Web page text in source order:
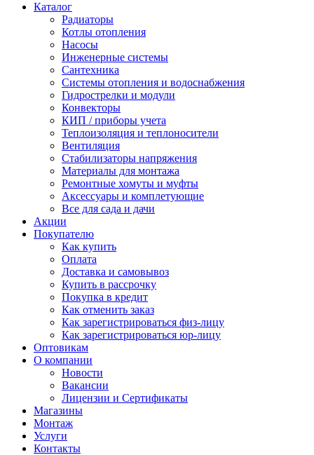
Каталог
Радиаторы
Котлы отопления
Насосы
Инженерные системы
Сантехника
Системы отопления и водоснабжения
Гидрострелки и модули
Конвекторы
КИП / приборы учета
Теплоизоляция и теплоносители
Вентиляция
Стабилизаторы напряжения
Материалы для монтажа
Ремонтные хомуты и муфты
Аксессуары и комплетующие
Все для сада и дачи
Акции
Покупателю
Как купить
Оплата
Доставка и самовывоз
Купить в рассрочку
Покупка в кредит
Как отменить заказ
Как зарегистрироваться физ-лицу
Как зарегистрироваться юр-лицу
Оптовикам
О компании
Новости
Вакансии
Лицензии и Сертификаты
Магазины
Монтаж
Услуги
Контакты